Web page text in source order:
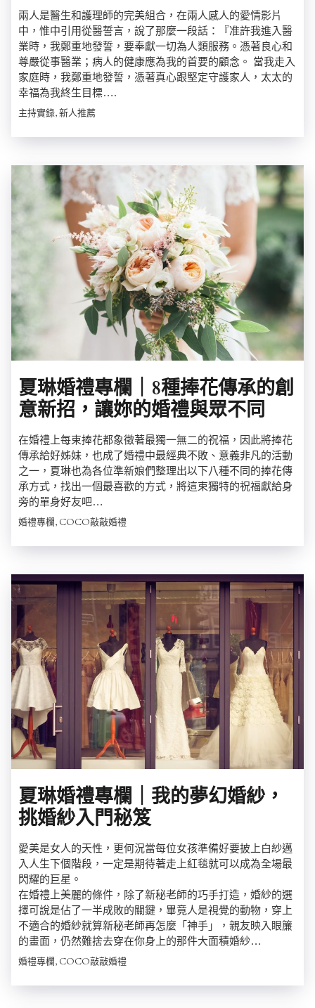
兩人是醫生和護理師的完美組合，在兩人感人的愛情影片
中，惟中引用從醫誓言，說了那麼一段話：『准許我進入醫
業時，我鄭重地發誓，要奉獻一切為人類服務。憑著良心和
尊嚴從事醫業；病人的健康應為我的首要的顧念。 當我走入
家庭時，我鄭重地發誓，憑著真心跟堅定守護家人，太太的
幸福為我終生目標….
主持實錄, 新人推薦
夏琳婚禮專欄｜8種捧花傳承的創
意新招，讓妳的婚禮與眾不同
在婚禮上每束捧花都象徵著最獨一無二的祝福，因此將捧花
傳承給好姊妹，也成了婚禮中最經典不敗、意義非凡的活動
之一，夏琳也為各位準新娘們整理出以下八種不同的捧花傳
承方式，找出一個最喜歡的方式，將這束獨特的祝福獻給身
旁的單身好友吧…
婚禮專欄, COCO敲敲婚禮
夏琳婚禮專欄｜我的夢幻婚紗，
挑婚紗入門秘笈
愛美是女人的天性，更何況當每位女孩準備好要披上白紗邁
入人生下個階段，一定是期待著走上紅毯就可以成為全場最
閃耀的巨星。
在婚禮上美麗的條件，除了新秘老師的巧手打造，婚紗的選
擇可說是佔了一半成敗的關鍵，畢竟人是視覺的動物，穿上
不適合的婚紗就算新秘老師再怎麼「神手」，親友映入眼簾
的畫面，仍然難捨去穿在你身上的那件大面積婚紗…
婚禮專欄, COCO敲敲婚禮